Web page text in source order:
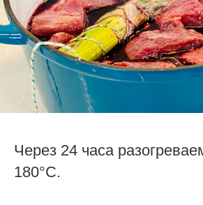
Через 24 часа
180°C.